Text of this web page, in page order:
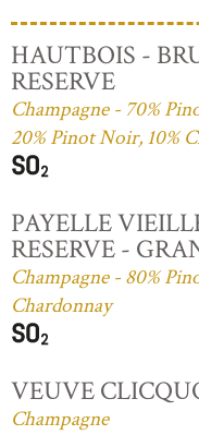
HAUTBOIS -
RESERVE
Champagne - 70%
20% Pinot Noir, 10%
PAYELLE
RESERVE -
Champagne - 80%
Chardonnay
VEUVE
Champagne